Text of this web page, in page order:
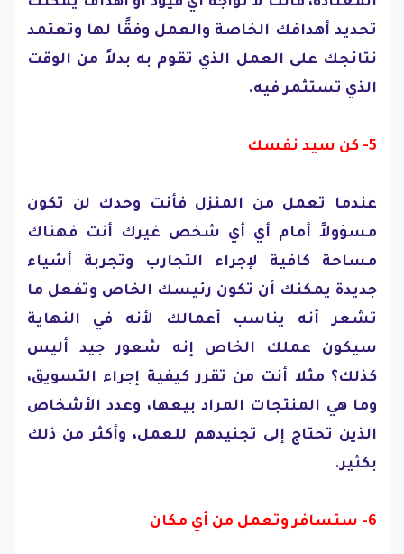
تحديد أهدافك الخاصة والعمل وفقًا لها وتعتمد
نتائجك على العمل الذي تقوم به بدلاً من الوقت
الذي تستثمر فيه.
5- كن سيد نفسك
عندما تعمل من المنزل فأنت وحدك لن تكون
مسؤولاً أمام أي أي شخص غيرك أنت فهناك
مساحة كافية لإجراء التجارب وتجربة أشياء
جديدة يمكنك أن تكون رئيسك الخاص وتفعل ما
تشعر أنه يناسب أعمالك لأنه في النهاية
سيكون عملك الخاص إنه شعور جيد أليس
كذلك؟ مثلا أنت من تقرر كيفية إجراء التسويق،
وما هي المنتجات المراد بيعها، وعدد الأشخاص
الذين تحتاج إلى تجنيدهم للعمل، وأكثر من ذلك
بكثير.
6- ستسافر وتعمل من أي مكان